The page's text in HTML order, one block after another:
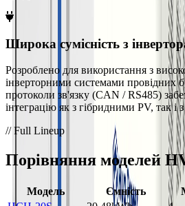
Широка сумісність з
Розроблено для використання з
інверторними системами провідних
протоколи зв'язку (CAN / RS485)
інтеграцію як з гібридними PV, так і
// Full Lineup
Порівняння моделей
Модель Ємність